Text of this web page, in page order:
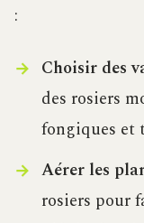
:
Choisir des
des rosiers
fongiques et
Aérer les
rosiers pour